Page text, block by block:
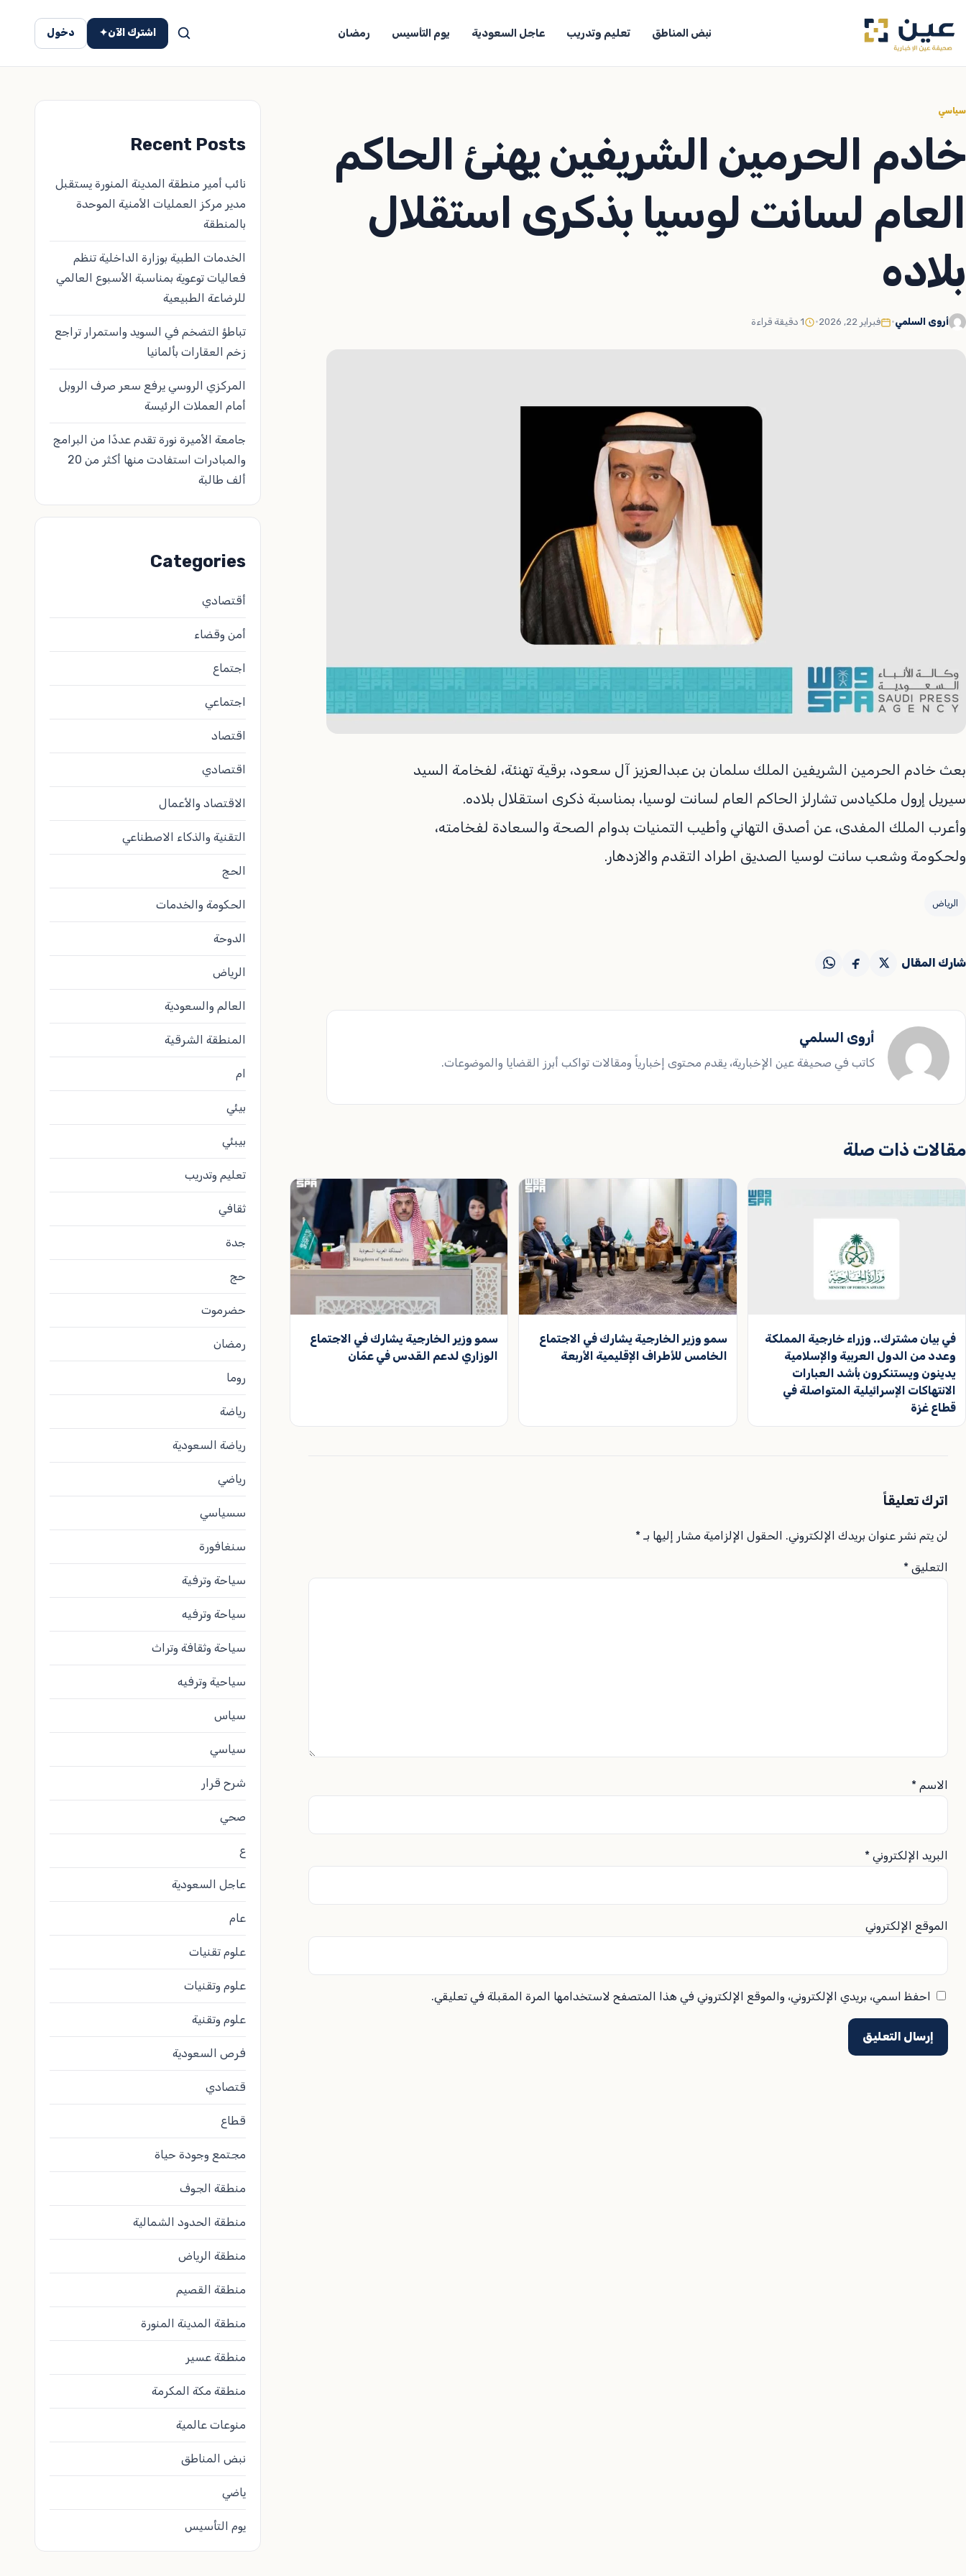
إلى
المحتوى
نبض المناطق تعليم وتدريب عاجل السعودية يوم التأسيس رمضان اشترك الآن✦ دخول
سياسي
خادم الحرمين الشريفين يهنئ الحاكم
العام لسانت لوسيا بذكرى استقلال
بلاده
أروى السلمي• فبراير 22, 2026 • 1 دقيقة قراءة
بعث خادم الحرمين الشريفين الملك سلمان بن عبدالعزيز آل سعود، برقية تهنئة، لفخامة السيد
سيريل إرول ملكيادس تشارلز الحاكم العام لسانت لوسيا، بمناسبة ذكرى استقلال بلاده.
وأعرب الملك المفدى، عن أصدق التهاني وأطيب التمنيات بدوام الصحة والسعادة لفخامته،
ولحكومة وشعب سانت لوسيا الصديق اطراد التقدم والازدهار.
الرياض
شارك المقال
أروى السلمي
كاتب في صحيفة عين الإخبارية، يقدم محتوى إخبارياً ومقالات تواكب أبرز القضايا والموضوعات.
مقالات ذات صلة
في بيان مشترك.. وزراء خارجية المملكة
وعدد من الدول العربية والإسلامية
يدينون ويستنكرون بأشد العبارات
الانتهاكات الإسرائيلية المتواصلة في
قطاع غزة
سمو وزير الخارجية يشارك في الاجتماع
الخامس للأطراف الإقليمية الأربعة
سمو وزير الخارجية يشارك ‏في الاجتماع
الوزاري لدعم القدس في عمّان
اترك تعليقاً
لن يتم نشر عنوان بريدك الإلكتروني. الحقول الإلزامية مشار إليها بـ*
التعليق*
الاسم*
البريد الإلكتروني*
الموقع الإلكتروني
احفظ اسمي، بريدي الإلكتروني، والموقع الإلكتروني في هذا المتصفح لاستخدامها المرة المقبلة في تعليقي.
Recent Posts
نائب أمير منطقة المدينة المنورة يستقبل
مدير مركز العمليات الأمنية الموحدة
بالمنطقة
الخدمات الطبية بوزارة الداخلية تنظم
فعاليات توعوية بمناسبة الأسبوع العالمي
للرضاعة الطبيعية
تباطؤ التضخم في السويد واستمرار تراجع
زخم العقارات بألمانيا
المركزي الروسي يرفع سعر صرف الروبل
أمام العملات الرئيسة
جامعة الأميرة نورة تقدم عددًا من البرامج
والمبادرات استفادت منها أكثر من 20
ألف طالبة
Categories
أقتصادي
أمن وقضاء
اجتماع
اجتماعي
اقتصاد
اقتصادي
الاقتصاد والأعمال
التقنية والذكاء الاصطناعي
الحج
الحكومة والخدمات
الدوحة
الرياض
العالم والسعودية
المنطقة الشرقية
ام
بيئي
بيبئي
تعليم وتدريب
ثقافي
جدة
حج
حضرموت
رمضان
روما
رياضة
رياضة السعودية
رياضي
سسياسي
سنغافورة
سياحة وترفية
سياحة وترفيه
سياحة وثقافة وتراث
سياحية وترفيه
سياس
سياسي
شرح قرار
صحي
ع
عاجل السعودية
عام
علوم تقنيات
علوم وتقنيات
علوم وتقنية
فرص السعودية
قتصادي
قطاع
مجتمع وجودة حياة
منطقة الجوف
منطقة الحدود الشمالية
منطقة الرياض
منطقة القصيم
منطقة المدينة المنورة
منطقة عسير
منطقة مكة المكرمة
منوعات عالمية
نبض المناطق
ياضي
يوم التأسيس